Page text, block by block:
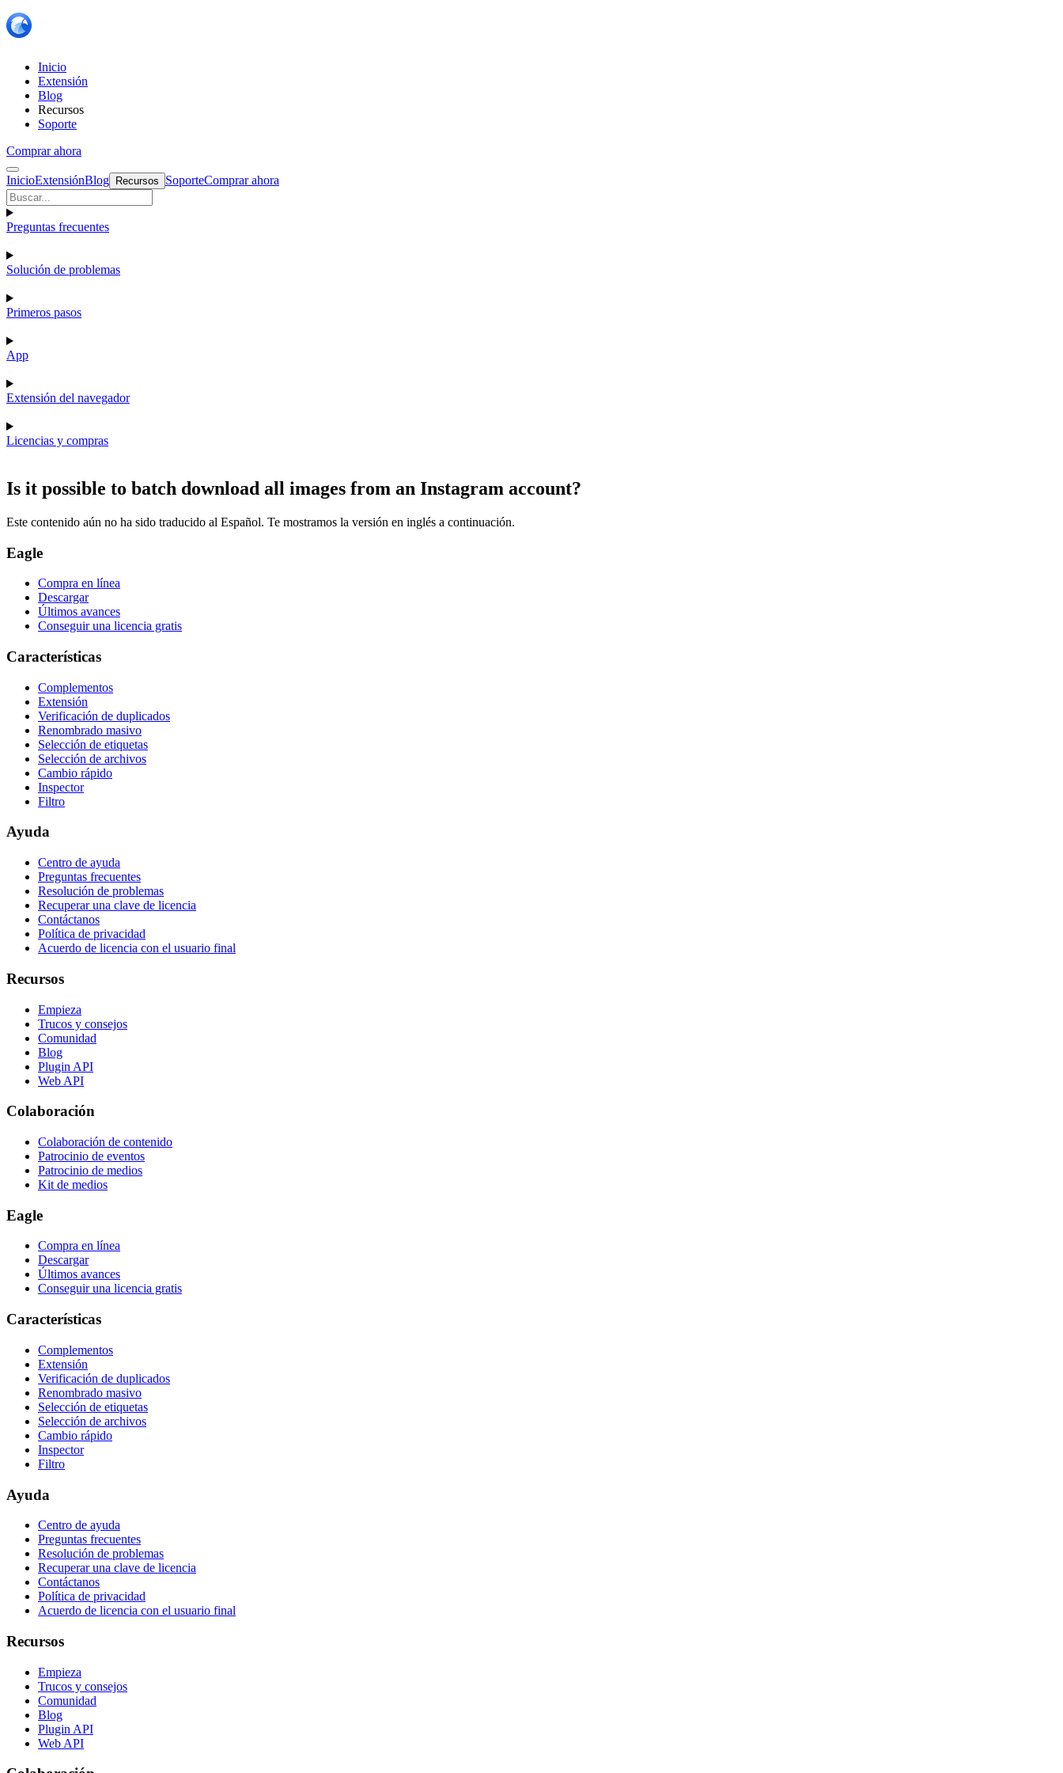
Inicio
Extensión
Blog
Recursos
Soporte
Comprar ahora
InicioExtensiónBlog Recursos SoporteComprar ahora
Preguntas frecuentes
Solución de problemas
Primeros pasos
App
Extensión del navegador
Licencias y compras
Is it possible to batch download all images from an Instagram account?
Este contenido aún no ha sido traducido al Español. Te mostramos la versión en inglés a continuación.
Eagle
Compra en línea
Descargar
Últimos avances
Conseguir una licencia gratis
Características
Complementos
Extensión
Verificación de duplicados
Renombrado masivo
Selección de etiquetas
Selección de archivos
Cambio rápido
Inspector
Filtro
Ayuda
Centro de ayuda
Preguntas frecuentes
Resolución de problemas
Recuperar una clave de licencia
Contáctanos
Política de privacidad
Acuerdo de licencia con el usuario final
Recursos
Empieza
Trucos y consejos
Comunidad
Blog
Plugin API
Web API
Colaboración
Colaboración de contenido
Patrocinio de eventos
Patrocinio de medios
Kit de medios
Eagle
Compra en línea
Descargar
Últimos avances
Conseguir una licencia gratis
Características
Complementos
Extensión
Verificación de duplicados
Renombrado masivo
Selección de etiquetas
Selección de archivos
Cambio rápido
Inspector
Filtro
Ayuda
Centro de ayuda
Preguntas frecuentes
Resolución de problemas
Recuperar una clave de licencia
Contáctanos
Política de privacidad
Acuerdo de licencia con el usuario final
Recursos
Empieza
Trucos y consejos
Comunidad
Blog
Plugin API
Web API